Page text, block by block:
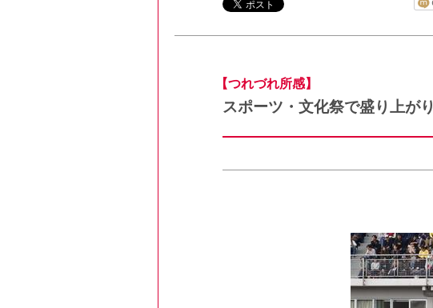
【つれづれ所感】
スポーツ・文化祭で盛り上がり